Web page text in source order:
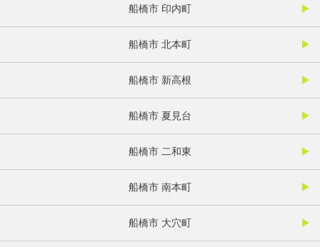
船橋市 印内町
船橋市 北本町
船橋市 新高根
船橋市 夏見台
船橋市 二和東
船橋市 南本町
船橋市 大穴町